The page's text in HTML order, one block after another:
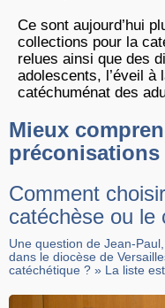
Ce sont aujourd’hui
collections pour la
relues ainsi que des
adolescents, l’éveil
catéchuménat des
Mieux
préconisations
Comment
catéchèse ou le
Une question de Jean-
dans le diocèse de
catéchétique ? » La liste